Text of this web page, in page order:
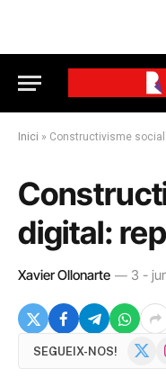
Inici » Constructivisme
digital:
Xavier Ollonarte 3 -
SEGUEIX-NOS!
X